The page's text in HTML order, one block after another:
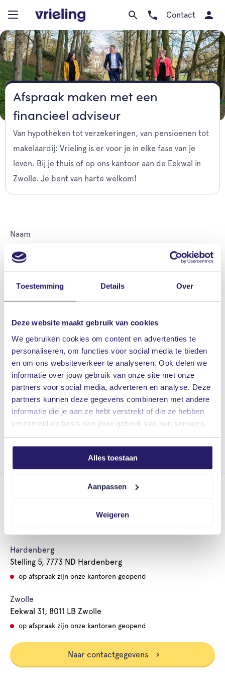
Toestemming Details Over
Deze website maakt gebruik van cookies
We gebruiken cookies om content en advertenties te
personaliseren, om functies voor social media te bieden
en om ons websiteverkeer te analyseren. Ook delen we
informatie over jouw gebruik van onze site met onze
partners voor social media, adverteren en analyse. Deze
partners kunnen deze gegevens combineren met andere
informatie die je aan ze hebt verstrekt of die ze hebben
verzameld op basis van jouw gebruik van hun services.
Alles toestaan
Aanpassen
Weigeren
Contact
Afspraak maken met een
financieel adviseur
Van hypotheken tot verzekeringen, van pensioenen tot
makelaardij: Vrieling is er voor je in elke fase van je
leven. Bij je thuis of op ons kantoor aan de Eekwal in
Zwolle. Je bent van harte welkom!
Leave
field
blank
Naam
Email
Waar wil je contact over met Vrieling?
Verzekeringen
Hypotheek
Makelaardij
Bankzaken
Pensioen
Afspraak maken
Langewijk 47, 7701 AB Dedemsvaart
Hardenberg
Stelling 5, 7773 ND Hardenberg
op afspraak zijn onze kantoren geopend
Zwolle
Eekwal 31, 8011 LB Zwolle
op afspraak zijn onze kantoren geopend
Naar contactgegevens